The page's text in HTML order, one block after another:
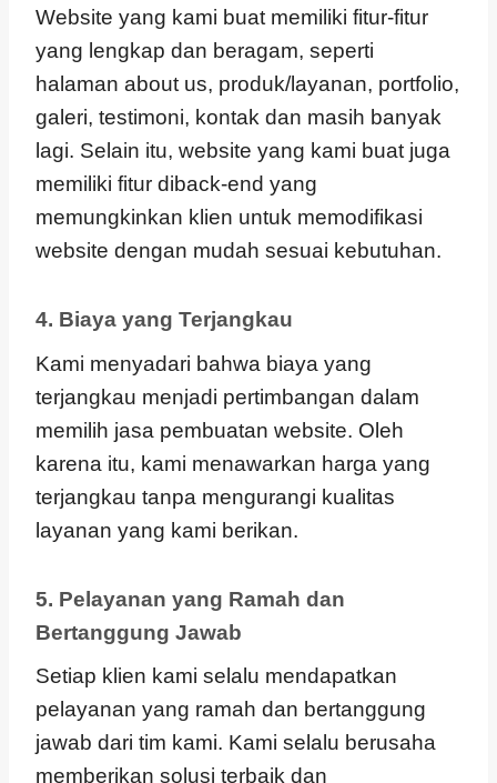
Website yang kami buat memiliki fitur-fitur
yang lengkap dan beragam, seperti
halaman about us, produk/layanan, portfolio,
galeri, testimoni, kontak dan masih banyak
lagi. Selain itu, website yang kami buat juga
memiliki fitur diback-end yang
memungkinkan klien untuk memodifikasi
website dengan mudah sesuai kebutuhan.
4. Biaya yang Terjangkau
Kami menyadari bahwa biaya yang
terjangkau menjadi pertimbangan dalam
memilih jasa pembuatan website. Oleh
karena itu, kami menawarkan harga yang
terjangkau tanpa mengurangi kualitas
layanan yang kami berikan.
5. Pelayanan yang Ramah dan
Bertanggung Jawab
Setiap klien kami selalu mendapatkan
pelayanan yang ramah dan bertanggung
jawab dari tim kami. Kami selalu berusaha
memberikan solusi terbaik dan